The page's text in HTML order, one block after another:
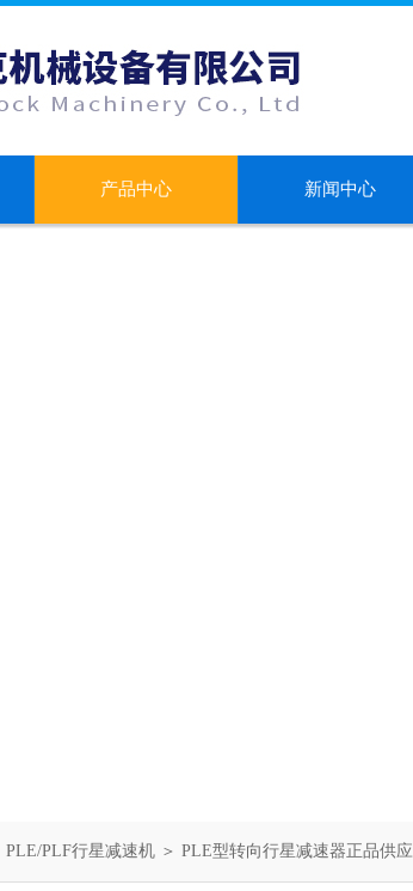
产品中心 新闻中心
PLE/PLF行星减速机 ＞ PLE型转向行星减速器正品供应